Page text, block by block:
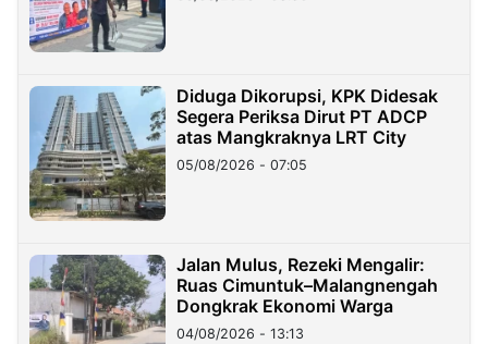
Diduga Dikorupsi, KPK Didesak
Segera Periksa Dirut PT ADCP
atas Mangkraknya LRT City
05/08/2026 - 07:05
Jalan Mulus, Rezeki Mengalir:
Ruas Cimuntuk–Malangnengah
Dongkrak Ekonomi Warga
04/08/2026 - 13:13